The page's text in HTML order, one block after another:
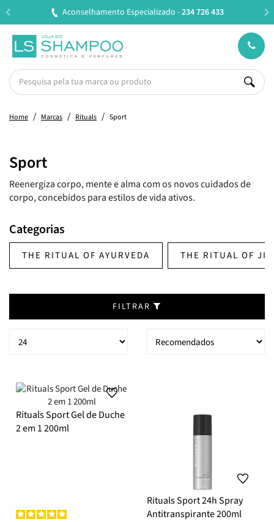
Aconselhamento Especializado -234 726 433
Home Marcas Rituals Sport
Sport
Reenergiza corpo, mente e alma com os novos cuidados de
corpo, concebidos para estilos de vida ativos.
Categorias
THE RITUAL OF AYURVEDA THE RITUAL OF
FILTRAR
Rituals Sport Gel de Duche
2 em 1 200ml
Rituals Sport 24h Spray
Antitranspirante 200ml